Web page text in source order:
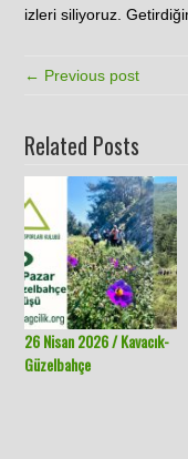
izleri siliyoruz.
← Previous post
Related Posts
26 Nisan 2026 / Kavacık-
Güzelbahçe